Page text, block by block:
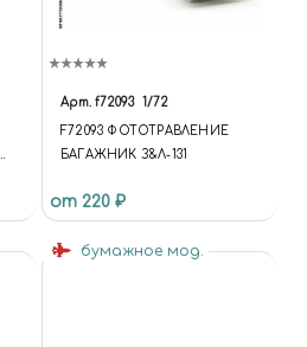
Арт. f72093 1/72
F72093 ФОТОТРАВЛЕНИЕ
БАГАЖНИК З&Л-131
от 220 ₽
бумажное мод.